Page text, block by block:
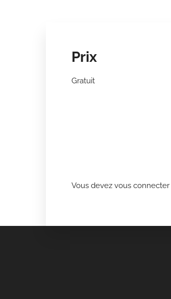
Prix
Gratuit
Vous devez vous connecter